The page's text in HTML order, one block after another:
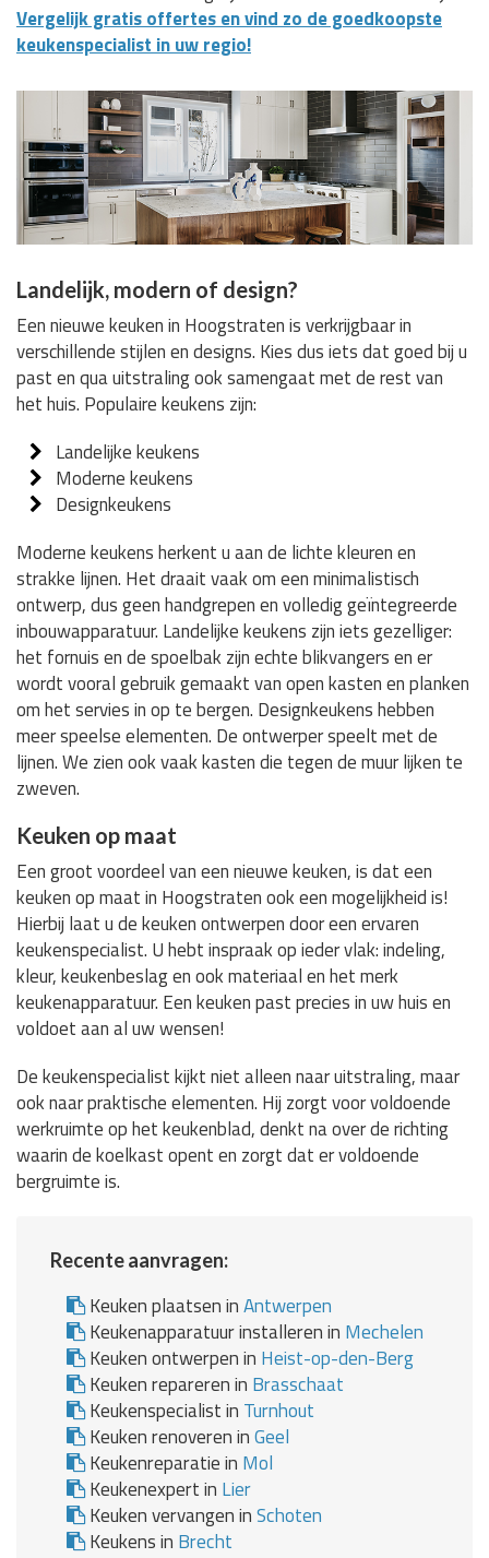
Vergelijk gratis offertes en vind zo de goedkoopste
keukenspecialist in uw regio!
Landelijk, modern of design?
Een nieuwe keuken in Hoogstraten is verkrijgbaar in
verschillende stijlen en designs. Kies dus iets dat goed bij u
past en qua uitstraling ook samengaat met de rest van
het huis. Populaire keukens zijn:
Landelijke keukens
Moderne keukens
Designkeukens
Moderne keukens herkent u aan de lichte kleuren en
strakke lijnen. Het draait vaak om een minimalistisch
ontwerp, dus geen handgrepen en volledig geïntegreerde
inbouwapparatuur. Landelijke keukens zijn iets gezelliger:
het fornuis en de spoelbak zijn echte blikvangers en er
wordt vooral gebruik gemaakt van open kasten en planken
om het servies in op te bergen. Designkeukens hebben
meer speelse elementen. De ontwerper speelt met de
lijnen. We zien ook vaak kasten die tegen de muur lijken te
zweven.
Keuken op maat
Een groot voordeel van een nieuwe keuken, is dat een
keuken op maat in Hoogstraten ook een mogelijkheid is!
Hierbij laat u de keuken ontwerpen door een ervaren
keukenspecialist. U hebt inspraak op ieder vlak: indeling,
kleur, keukenbeslag en ook materiaal en het merk
keukenapparatuur. Een keuken past precies in uw huis en
voldoet aan al uw wensen!
De keukenspecialist kijkt niet alleen naar uitstraling, maar
ook naar praktische elementen. Hij zorgt voor voldoende
werkruimte op het keukenblad, denkt na over de richting
waarin de koelkast opent en zorgt dat er voldoende
bergruimte is.
Recente aanvragen:
Keuken plaatsen inAntwerpen
Keukenapparatuur installeren in Mechelen
Keuken ontwerpen in Heist-op-den-Berg
Keuken repareren in Brasschaat
Keukenspecialist in Turnhout
Keuken renoveren inGeel
Keukenreparatie in Mol
Keukenexpert in Lier
Keuken vervangen inSchoten
Keukens in Brecht